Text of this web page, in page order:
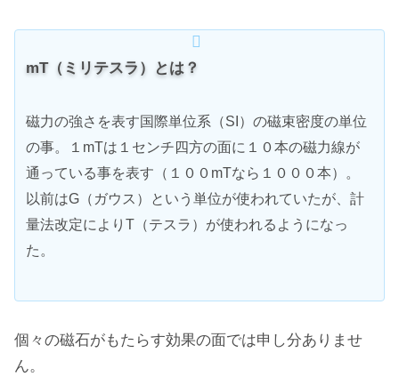
mT（ミリテスラ）とは？
磁力の強さを表す国際単位系（SI）の磁束密度の単位
の事。１mTは１センチ四方の面に１０本の磁力線が
通っている事を表す（１００mTなら１０００本）。
以前はG（ガウス）という単位が使われていたが、計
量法改定によりT（テスラ）が使われるようになっ
た。
個々の磁石がもたらす効果の面では申し分ありませ
ん。